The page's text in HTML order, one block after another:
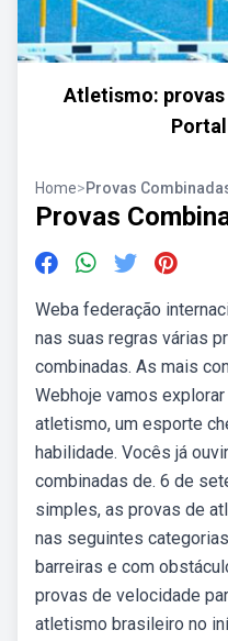
Atletismo:
Home>Provas
Provas
Weba federação
nas suas regras várias
combinadas. As mais
Webhoje vamos
atletismo, um esporte
habilidade. Vocês já
combinadas de. 6 de
simples, as provas de
nas seguintes
barreiras e com
provas de velocidade
atletismo brasileiro no